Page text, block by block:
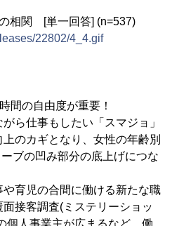
相関 [単一回答] (n=537)
22802/4_4.gif
間の自由度が重要！
ら仕事もしたい「スマジョ」
のカギとなり、女性の年齢別
ブの凹み部分の底上げにつな
や育児の合間に働ける新たな職
接客調査(ミステリーショッ
個人事業主が広まるなど、働